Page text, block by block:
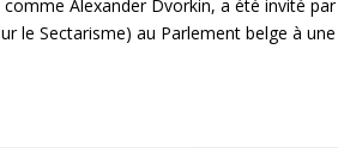
Alexander Dvorkin, a été invité par
le Sectarisme) au Parlement belge à une